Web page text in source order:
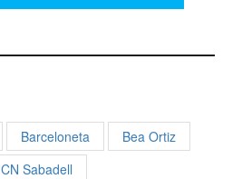
Barceloneta
Bea Ortiz
CN Sabadell